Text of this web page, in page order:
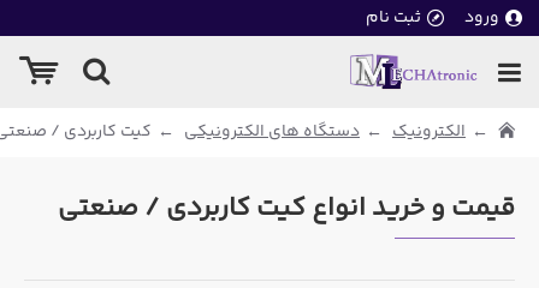
ورود ثبت نام
الکترونیک دستگاه های الکترونیکی کیت کاربردی /
قیمت و خرید انواع کیت کاربردی / صنعتی